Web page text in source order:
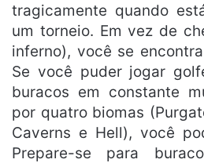
tragicamente quando
um torneio. Em vez de
inferno), você se
Se você puder jogar
buracos em constante
por quatro biomas
Caverns e Hell), você
Prepare-se para